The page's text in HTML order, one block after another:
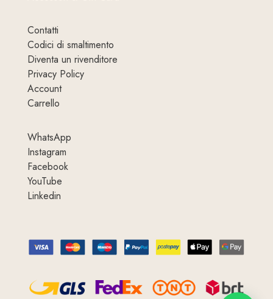
Contatti
Codici di smaltimento
Diventa un rivenditore
Privacy Policy
Account
Carrello
WhatsApp
Instagram
Facebook
YouTube
Linkedin